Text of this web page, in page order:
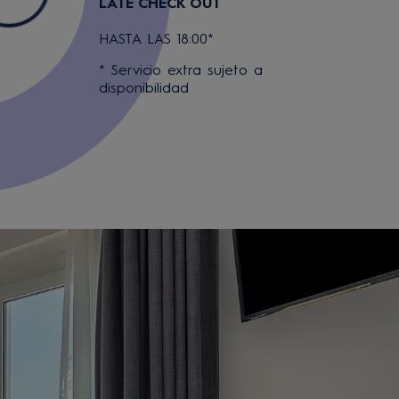
LATE CHECK OUT
HASTA LAS 18:00*
* Servicio extra sujeto a
disponibilidad